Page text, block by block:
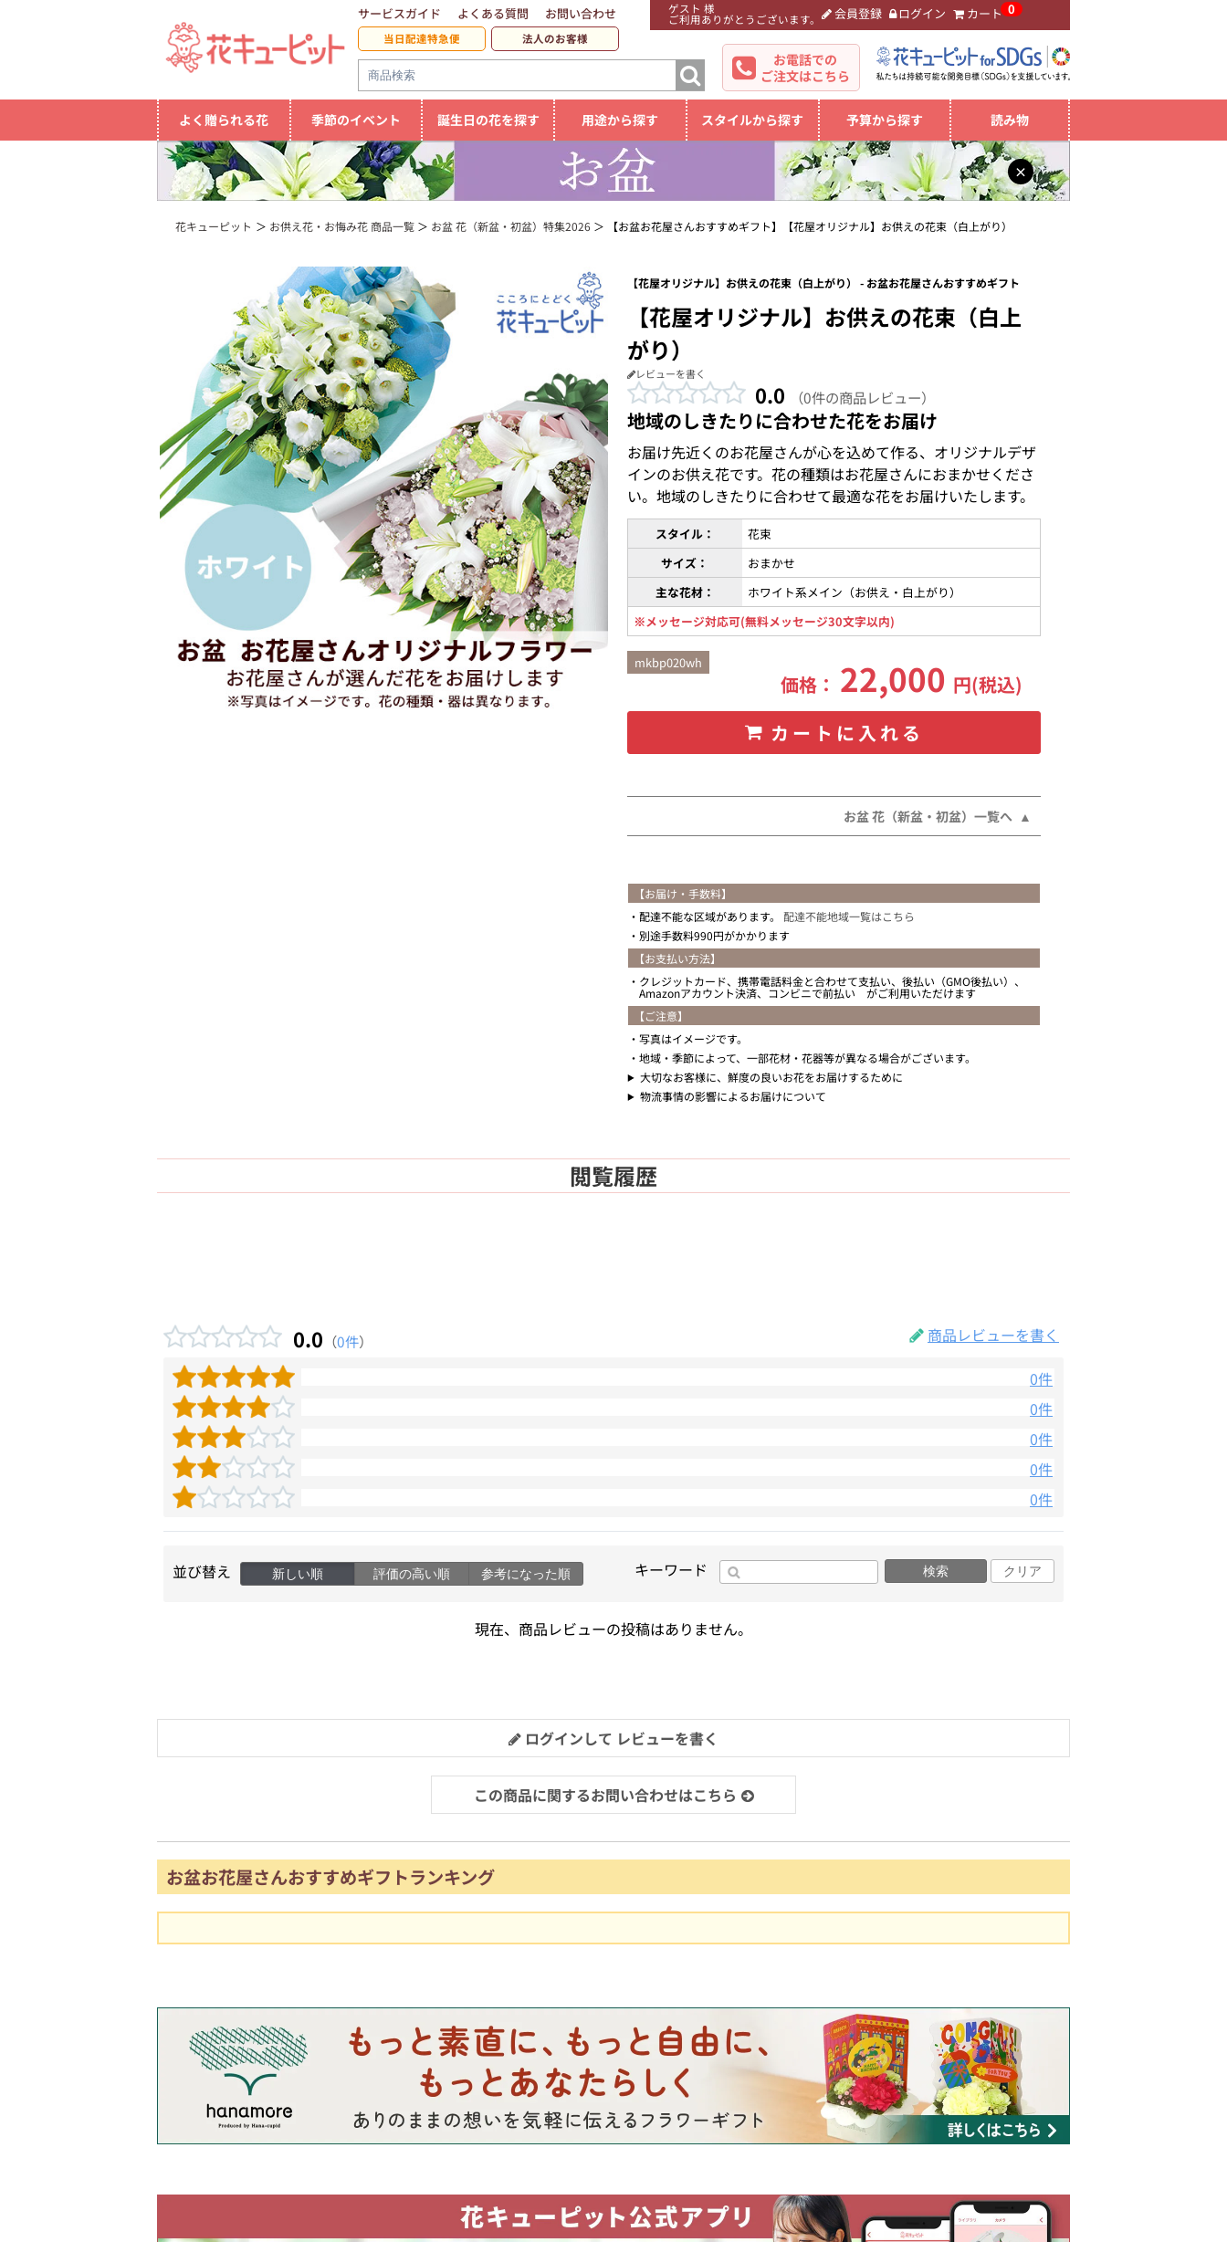
ゲスト 様
ご利用ありがとうございます。 会員登録 ログイン カート 0
サービスガイド よくある質問 お問い合わせ
当日配達特急便 法人のお客様
お電話での
ご注文はこちら
よく贈られる花 季節のイベント 誕生日の花を探す 用途から探す スタイルから探す 予算から探す 読み物
×
花キューピット お供え花・お悔み花 商品一覧 お盆 花（新盆・初盆）特集2026 【お盆お花屋さんおすすめギフト】【花屋オリジナル】お供えの花束（白上がり）
【花屋オリジナル】お供えの花束（白上がり） - お盆お花屋さんおすすめギフト
【花屋オリジナル】お供えの花束（白上
がり）
レビューを書く
0.0 （0件の商品レビュー）
地域のしきたりに合わせた花をお届け
お届け先近くのお花屋さんが心を込めて作る、オリジナルデザ
インのお供え花です。花の種類はお花屋さんにおまかせくださ
い。地域のしきたりに合わせて最適な花をお届けいたします。
スタイル：
花束
サイズ：
おまかせ
主な花材：
ホワイト系メイン（お供え・白上がり）
※メッセージ対応可(無料メッセージ30文字以内)
mkbp020wh
価格： 22,000 円(税込)
カートに入れる
お盆 花（新盆・初盆）一覧へ
【お届け・手数料】
配達不能な区域があります。 配達不能地域一覧はこちら
別途手数料990円がかかります
【お支払い方法】
クレジットカード、携帯電話料金と合わせて支払い、後払い（GMO後払い）、
Amazonアカウント決済、コンビニで前払い がご利用いただけます
【ご注意】
写真はイメージです。
地域・季節によって、一部花材・花器等が異なる場合がございます。
大切なお客様に、鮮度の良いお花をお届けするために
物流事情の影響によるお届けについて
閲覧履歴
0.0 （0件）
商品レビューを書く
0件
0件
0件
0件
0件
並び替え 新しい順 評価の高い順 参考になった順 キーワード 検索 クリア
現在、商品レビューの投稿はありません。
ログインして レビューを書く
この商品に関するお問い合わせはこちら
お盆お花屋さんおすすめギフトランキング